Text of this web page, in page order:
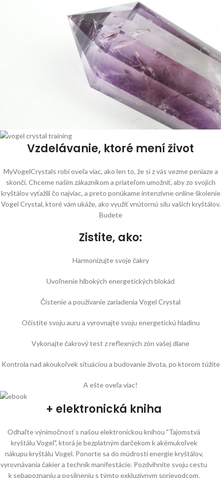
Vzdelávanie, ktoré mení život
MyVogelCrystals robí oveľa viac, ako len to, že si z vás vezme peniaze a
skončí. Chceme našim zákazníkom a priateľom umožniť, aby zo svojich
kryštálov vyťažili čo najviac, a preto ponúkame intenzívne online školenie
Vogel Crystal, ktoré vám ukáže, ako využiť vnútornú silu vašich kryštálov.
Budete
Zistite, ako:
Harmonizujte svoje čakry
Uvoľnenie hlbokých energetických blokád
Čistenie a používanie zariadenia Vogel Crystal
Očistite svoju auru a vyrovnajte svoju energetickú hladinu
Vykonajte čakrový test z reflexných zón vašej dlane
Kontrola nad akoukoľvek situáciou a budovanie života, po ktorom túžite
A ešte oveľa viac!
+ elektronická kniha
Odhaľte výnimočnosť s našou elektronickou knihou "Tajomstvá
kryštálu Vogel", ktorá je bezplatným darčekom k akémukoľvek
nákupu kryštálu Vogel. Ponorte sa do múdrosti energie kryštálov,
vyrovnávania čakier a techník manifestácie. Pozdvihnite svoju cestu
k sebapoznaniu a posilneniu s týmto exkluzívnym sprievodcom.